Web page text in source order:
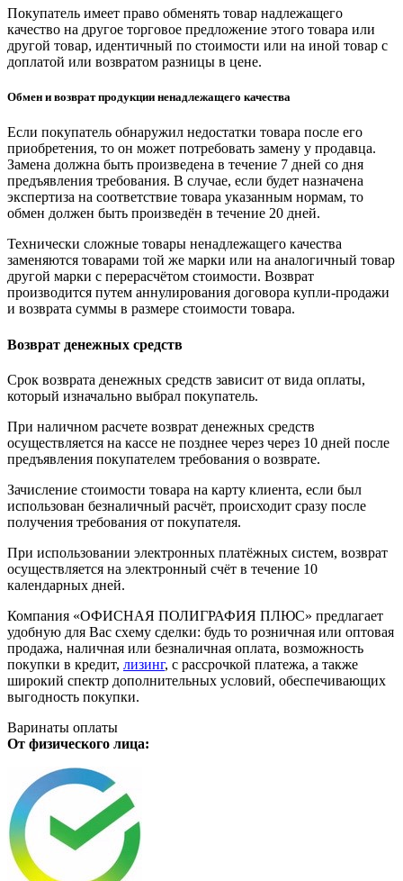
Покупатель имеет право обменять товар надлежащего
качество на другое торговое предложение этого товара или
другой товар, идентичный по стоимости или на иной товар с
доплатой или возвратом разницы в цене.
Обмен и возврат продукции ненадлежащего качества
Если покупатель обнаружил недостатки товара после его
приобретения, то он может потребовать замену у продавца.
Замена должна быть произведена в течение 7 дней со дня
предъявления требования. В случае, если будет назначена
экспертиза на соответствие товара указанным нормам, то
обмен должен быть произведён в течение 20 дней.
Технически сложные товары ненадлежащего качества
заменяются товарами той же марки или на аналогичный товар
другой марки с перерасчётом стоимости. Возврат
производится путем аннулирования договора купли-продажи
и возврата суммы в размере стоимости товара.
Возврат денежных средств
Срок возврата денежных средств зависит от вида оплаты,
который изначально выбрал покупатель.
При наличном расчете возврат денежных средств
осуществляется на кассе не позднее через через 10 дней после
предъявления покупателем требования о возврате.
Зачисление стоимости товара на карту клиента, если был
использован безналичный расчёт, происходит сразу после
получения требования от покупателя.
При использовании электронных платёжных систем, возврат
осуществляется на электронный счёт в течение 10
календарных дней.
Компания «ОФИСНАЯ ПОЛИГРАФИЯ ПЛЮС» предлагает
удобную для Вас схему сделки: будь то розничная или оптовая
продажа, наличная или безналичная оплата, возможность
покупки в кредит, лизинг, с рассрочкой платежа, а также
широкий спектр дополнительных условий, обеспечивающих
выгодность покупки.
Варинаты оплаты
От физического лица: